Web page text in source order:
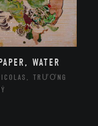
WATER
TRƯƠNG